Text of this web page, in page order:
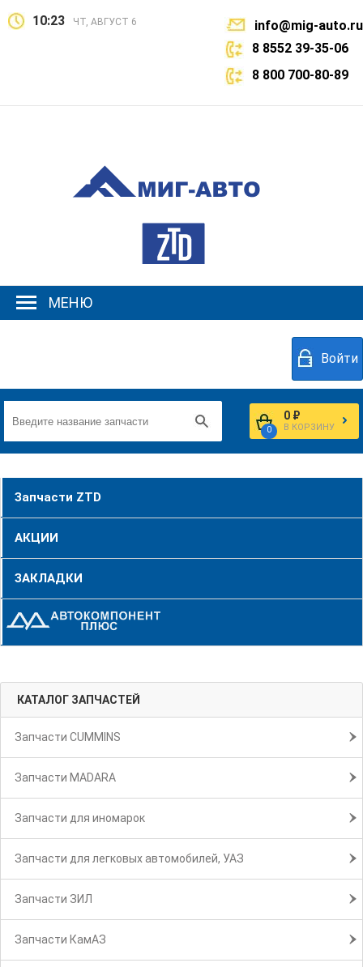
10:23 ЧТ, АВГУСТ 6
info@mig-auto.ru
8 8552 39-35-06
8 800 700-80-89
МЕНЮ
Войти
0
0 ₽
В КОРЗИНУ
Запчасти ZTD
АКЦИИ
ЗАКЛАДКИ
КАТАЛОГ ЗАПЧАСТЕЙ
Запчасти CUMMINS
Запчасти MADARA
Запчасти для иномарок
Запчасти для легковых автомобилей, УАЗ
Запчасти ЗИЛ
Запчасти КамАЗ